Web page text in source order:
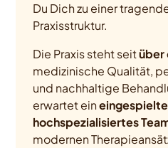
Du Dich zu einer
Praxisstruktur.
Die Praxis steht seitüber
medizinische Qualität,
und nachhaltige
erwartet ein
hochspezialisiertes
modernen